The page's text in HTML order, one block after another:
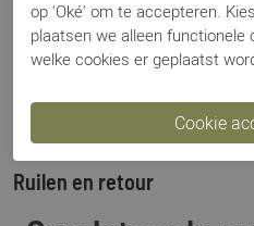
Betalen
Ruilen en retour
op 'Oké' om te accepteren.
plaatsen we alleen functionele
welke cookies er geplaatst